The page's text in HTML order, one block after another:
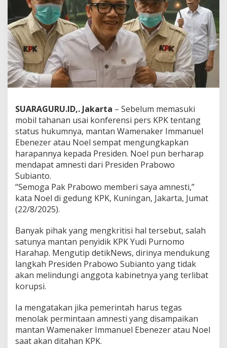
d
i
T
e
n
g
a
a
i
K
o
r
u
p
s
:
P
u
a
k
'
T
n
d
a
h
'
I
SUARAGURU.ID,. Jakarta – Sebelum memasuki
mobil tahanan usai konferensi pers KPK tentang
status hukumnya, mantan Wamenaker Immanuel
Ebenezer atau Noel sempat mengungkapkan
harapannya kepada Presiden. Noel pun berharap
mendapat amnesti dari Presiden Prabowo
Subianto.
“Semoga Pak Prabowo memberi saya amnesti,”
kata Noel di gedung KPK, Kuningan, Jakarta, Jumat
(22/8/2025).
Banyak pihak yang mengkritisi hal tersebut, salah
satunya mantan penyidik KPK Yudi Purnomo
Harahap. Mengutip detikNews, dirinya mendukung
langkah Presiden Prabowo Subianto yang tidak
akan melindungi anggota kabinetnya yang terlibat
korupsi.
Ia mengatakan jika pemerintah harus tegas
menolak permintaan amnesti yang disampaikan
mantan Wamenaker Immanuel Ebenezer atau Noel
saat akan ditahan KPK.